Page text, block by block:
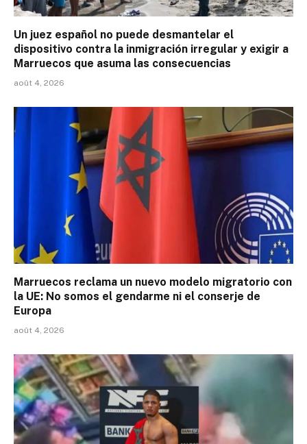
Un juez español no puede desmantelar el
dispositivo contra la inmigración irregular y exigir a
Marruecos que asuma las consecuencias
août 4, 2026
Marruecos reclama un nuevo modelo migratorio con
la UE: No somos el gendarme ni el conserje de
Europa
août 4, 2026